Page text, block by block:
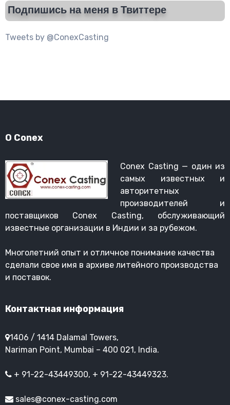
Подпишись на меня в Твиттере
Tweets by @ConexCasting
О Conex
Conex Casting — один из
самых известных и
авторитетных
производителей и
поставщиков Conex Casting, обслуживающий
известные организации в Индии и за рубежом.
Многолетний опыт и отличное понимание качества
сделали свое имя в архиве литейного производства
и поставок.
Контактная информация
1406 / 1414 Dalamal Towers,
Nariman Point, Mumbai – 400 021, India.
+ 91-22-43449300, + 91-22-43449323.
sales@conex-casting.com